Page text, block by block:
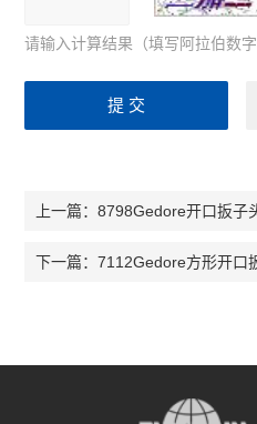
请输入计算结果（填写阿拉伯数
上一篇：8798Gedore开口扳子头
下一篇：7112Gedore方形开口扳子头